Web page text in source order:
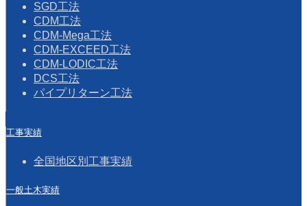
SGD工法
CDM工法
CDM-Mega工法
CDM-EXCEED工法
CDM-LODIC工法
DCS工法
パイプリターン工法
工事実績
全国地区別工事実績
一般土木実績